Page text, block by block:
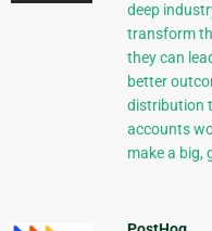
deep
transform
they can
better
distribution
accounts
make a big,